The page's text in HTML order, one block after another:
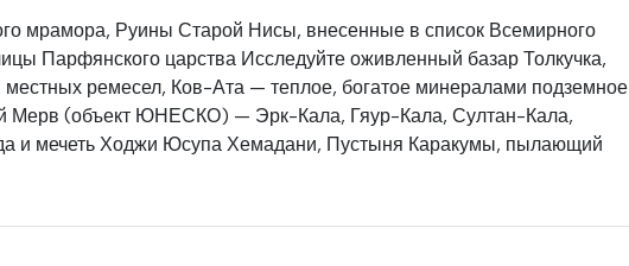
мрамора, Руины Старой Нисы, внесенные в список Всемирного
Парфянского царства Исследуйте оживленный базар Толкучка,
местных ремесел, Ков-Ата — теплое, богатое минералами подземное
Мерв (объект ЮНЕСКО) — Эрк-Кала, Гяур-Кала, Султан-Кала,
и мечеть Ходжи Юсупа Хемадани, Пустыня Каракумы, пылающий